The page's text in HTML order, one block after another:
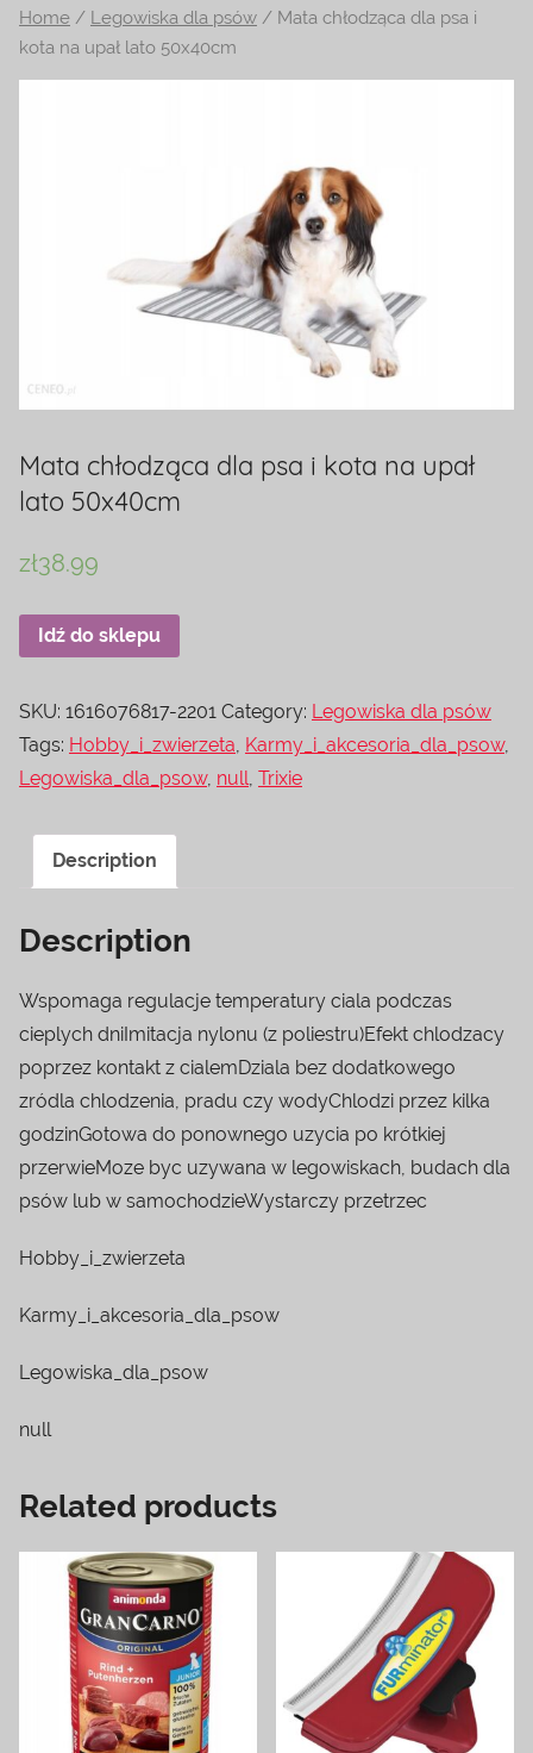
na
temat
terrarystyki
Home / Legowiska dla psów / Mata chłodząca dla psa i
kota na upał lato 50x40cm
Mata chłodząca dla psa i kota na upał
lato 50x40cm
zł38.99
Idź do sklepu
SKU: 1616076817-2201 Category: Legowiska dla psów
Tags: Hobby_i_zwierzeta Karmy_i_akcesoria_dla_psow,
Legowiska_dla_psow, null Trixie
Description
Description
Wspomaga regulacje temperatury ciala podczas
cieplych dniImitacja nylonu (z poliestru)Efekt chlodzacy
poprzez kontakt z cialemDziala bez dodatkowego
zródla chlodzenia, pradu czy wodyChlodzi przez kilka
godzinGotowa do ponownego uzycia po krótkiej
przerwieMoze byc uzywana w legowiskach, budach dla
psów lub w samochodzieWystarczy przetrzec
Hobby_i_zwierzeta
Karmy_i_akcesoria_dla_psow
Legowiska_dla_psow
null
Related products